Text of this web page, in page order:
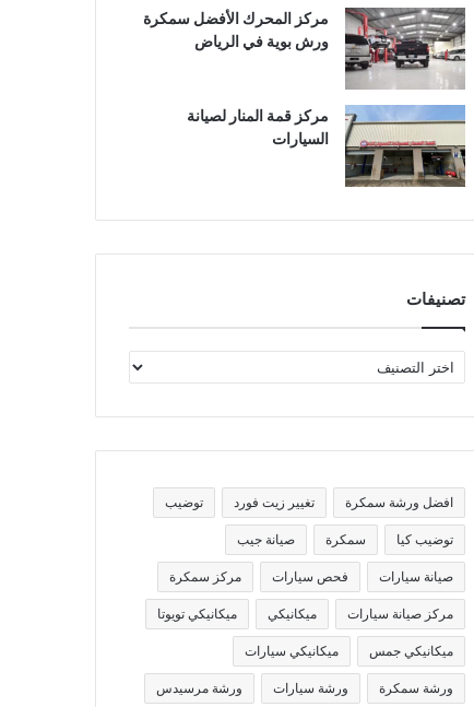
مركز المحرك الأفضل سمكرة
ورش بوية في الرياض
مركز قمة المنار لصيانة
السيارات
تصنيفات
ص
ف
تافضل ورشة سمكرة تغيير زيت فورد توضيب
توضيب كيا سمكرة صيانة جيب
صيانة سيارات فحص سيارات مركز سمكرة
مركز صيانة سيارات ميكانيكي ميكانيكي تويوتا
ميكانيكي جمس ميكانيكي سيارات
ورشة سمكرة ورشة سيارات ورشة مرسيدس